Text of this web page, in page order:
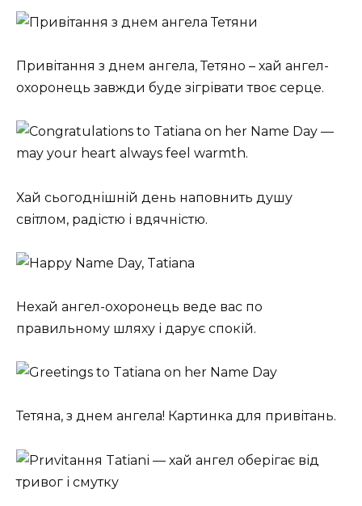
Привітання з днем ангела, Тетяно – хай ангел-
охоронець завжди буде зігрівати твоє серце.
Хай сьогоднішній день наповнить душу
світлом, радістю і вдячністю. ️
Нехай ангел-охоронець веде вас по
правильному шляху і дарує спокій.
Тетяна, з днем ангела! Картинка для привітань.